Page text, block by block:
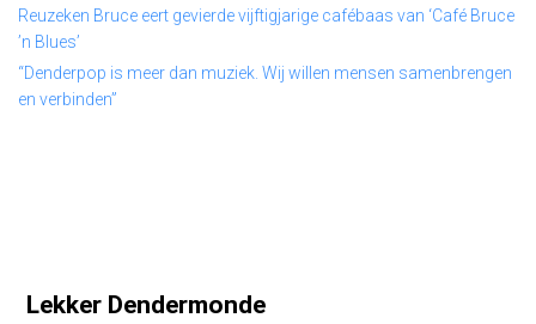
Reuzeken Bruce eert gevierde vijftigjarige cafébaas van ‘Café Bruce
’n Blues’
“Denderpop is meer dan muziek. Wij willen mensen samenbrengen
en verbinden”
Lekker Dendermonde